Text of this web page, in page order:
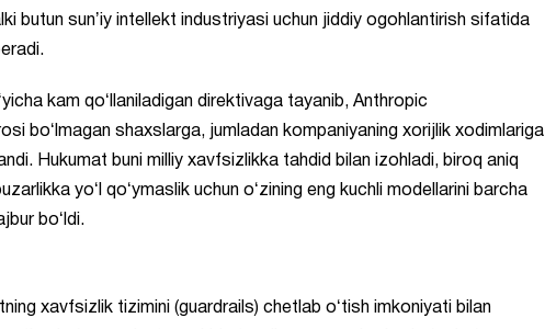
butun sunʼiy intellekt industriyasi uchun jiddiy ogohlantirish sifatida
kam qoʻllaniladigan direktivaga tayanib, Anthropic
boʻlmagan shaxslarga, jumladan kompaniyaning xorijlik xodimlariga
Hukumat buni milliy xavfsizlikka tahdid bilan izohladi, biroq aniq
yoʻl qoʻymaslik uchun oʻzining eng kuchli modellarini barcha
boʻldi.
xavfsizlik tizimini (guardrails) chetlab oʻtish imkoniyati bilan